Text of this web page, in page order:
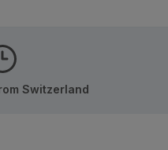
Switzerland